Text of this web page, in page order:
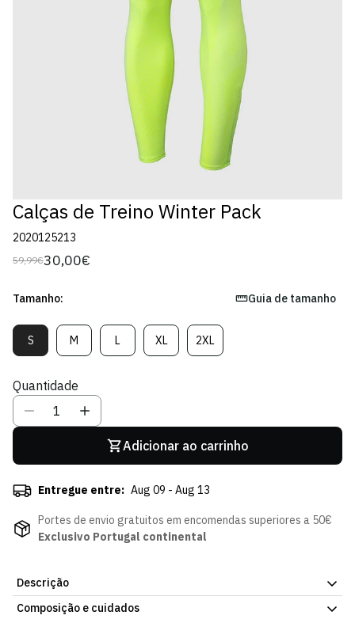
Calças de Treino Winter Pack
2020125213
Preço
59,99€
Preço
venda
30,00€
Tamanho: Guia de tamanho
SVariante
Esgotada
Indisponível
MVariante
Esgotada
Indisponível
LVariante
Esgotada
XLVariante
Esgotada
2XLVariante
Esgotada
Quantidade
Adicionar ao carrinho
Entregue entre: Aug 09 - Aug 13
Portes de envio gratuitos em encomendas superiores a 50€
Exclusivo Portugal continental
Descrição
Calças de Treino Winter Pack, com o emblema do Sporting Clube
Composição e cuidados